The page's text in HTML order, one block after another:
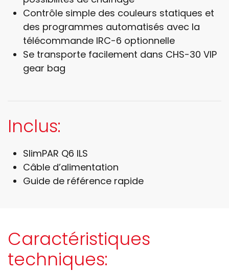
Contrôle simple des couleurs statiques et
des programmes automatisés avec la
télécommande IRC-6 optionnelle
Se transporte facilement dans CHS-30 VIP
gear bag
Inclus:
SlimPAR Q6 ILS
Câble d’alimentation
Guide de référence rapide
Caractéristiques
techniques: